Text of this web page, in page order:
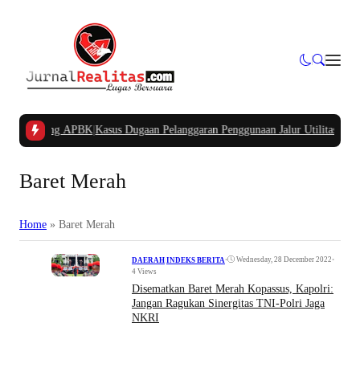
APBK|Kasus Dugaan Pelanggaran Penggunaan Jalur Utilitas
Baret Merah
Home » Baret Merah
DAERAH INDEKS BERITA • Wednesday, 28 December 2022 •
4 Views
Disematkan Baret Merah Kopassus, Kapolri:
Jangan Ragukan Sinergitas TNI-Polri Jaga
NKRI